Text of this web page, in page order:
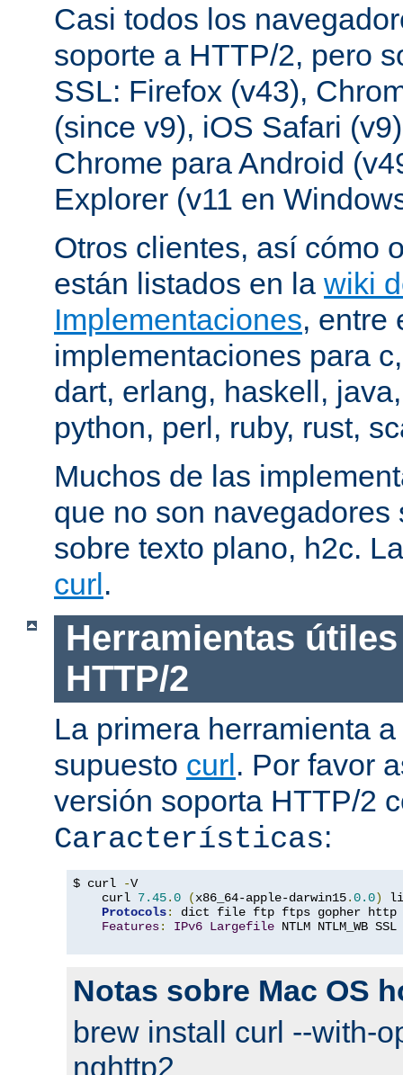
Casi todos los
soporte a HTTP/2, pero
SSL: Firefox (v43),
(since v9), iOS Safari
Chrome para Android
Explorer (v11 en
Otros clientes, así cómo
están listados en la wiki
Implementaciones, entre
implementaciones para
dart, erlang, haskell,
python, perl, ruby, rust,
Muchos de las
que no son navegadores
sobre texto plano, h2c.
curl.
Herramientas
HTTP/2
La primera herramienta
supuesto curl. Por favor
versión soporta HTTP/2
Características:
$ curl -V
    curl
7.45.0 (x86_64-apple-darwin15.0.0)
Protocols:
dict file ftp ftps gopher http
Features: IPv6 Largefile NTLM NTLM_WB
Notas sobre Mac OS
brew install curl --with-
nghttp2